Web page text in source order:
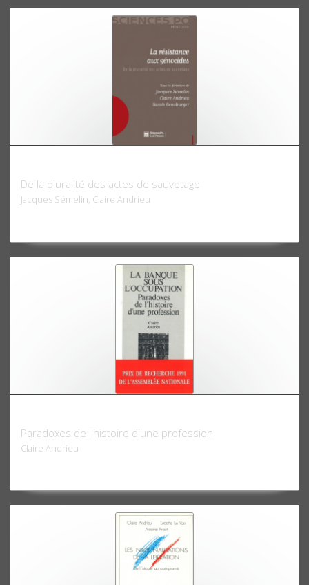
De la pluralité des actes de sauvetage
Jacques Sémelin, Claire Andrieu
Paradoxes de l'histoire d'une profession
Claire Andrieu